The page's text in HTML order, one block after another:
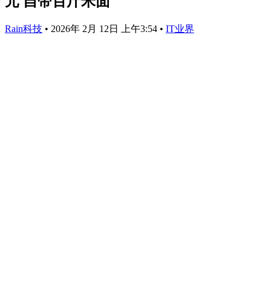
Rain科技 • 2026年 2月 12日 上午3:54 • IT业界